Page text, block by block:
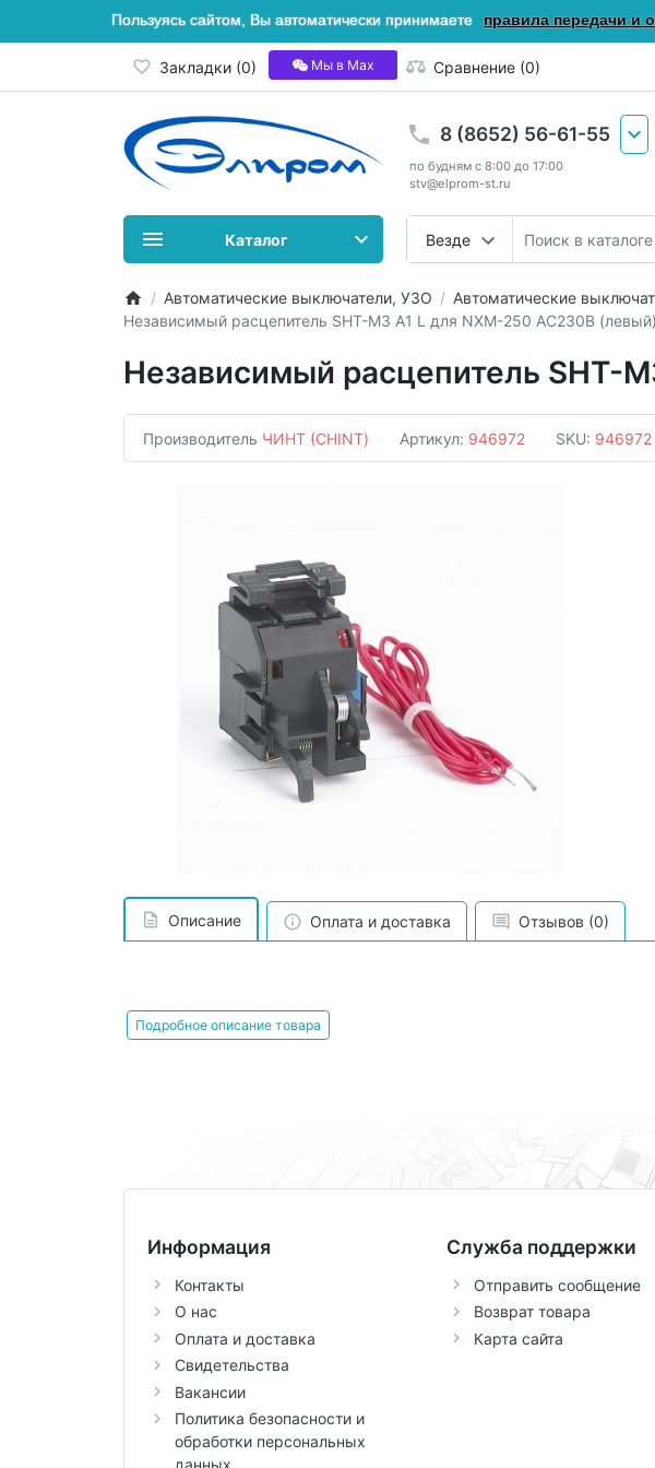
Пользуясь сайтом, Вы автоматически принимаете правила передачи и
Закладки (0) Мы в Мах Сравнение (0)
8 (8652) 56-61-55
по будням с 8:00 до 17:00
stv@elprom-st.ru
Везде
Каталог
Автоматические выключатели, УЗО Автоматические
Независимый расцепитель SHT-M3 A1 L для NXM-250 AC230В
Независимый расцепитель SHT-
Производитель ЧИНТ (CHINT) Артикул: 946972 SKU: 946972
Описание Оплата и доставка Отзывов (0)
Подробное описание товара
Информация
Контакты
О нас
Оплата и доставка
Свидетельства
Вакансии
Политика безопасности и
обработки персональных
данных
Служба поддержки
Отправить сообщение
Возврат товара
Карта сайта